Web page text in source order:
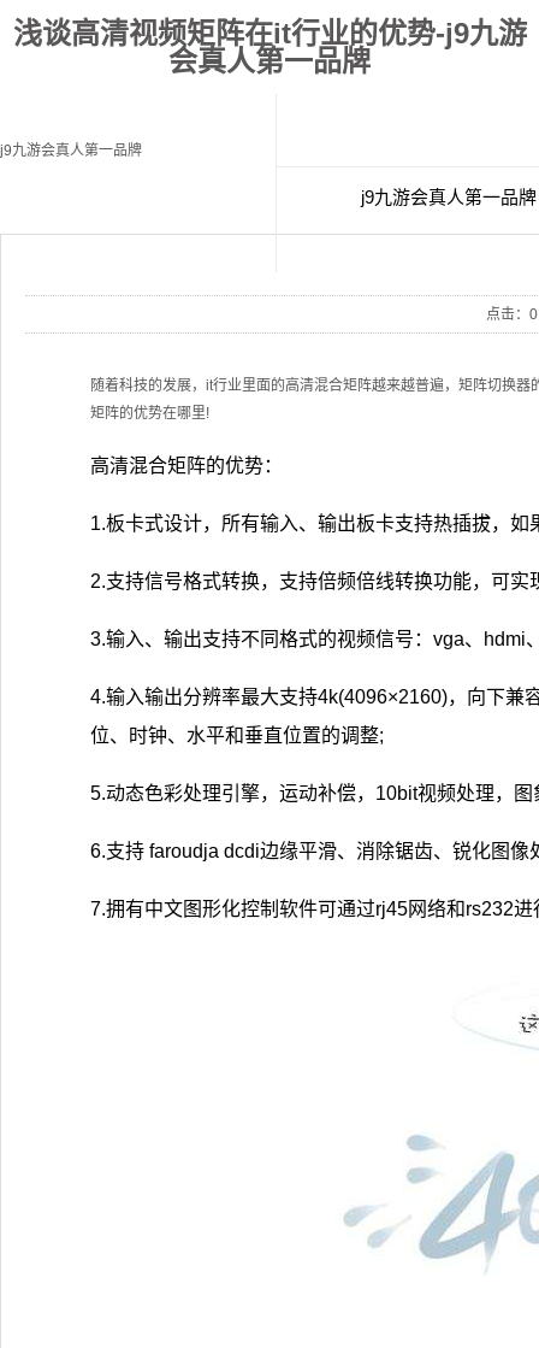
浅谈高清视频矩阵在it行业的优势-j9九游
会真人第一品牌
j9九游会真人第一品牌
j9九游会真人第一品牌
点击： 0
随着科技的发展，it行业里面的高清混合矩阵越来越普遍，矩阵切换
矩阵的优势在哪里!
高清混合矩阵的优势：
1.板卡式设计，所有输入、输出板卡支持热插拔，
2.支持信号格式转换，支持倍频倍线转换功能，可实
3.输入、输出支持不同格式的视频信号：vga、
4.输入输出分辨率最大支持4k(4096×2160)，向下
位、时钟、水平和垂直位置的调整;
5.动态色彩处理引擎，运动补偿，10bit视频处理，
6.支持 faroudja dcdi边缘平滑、消除锯齿、锐化图
7.拥有中文图形化控制软件可通过rj45网络和rs232